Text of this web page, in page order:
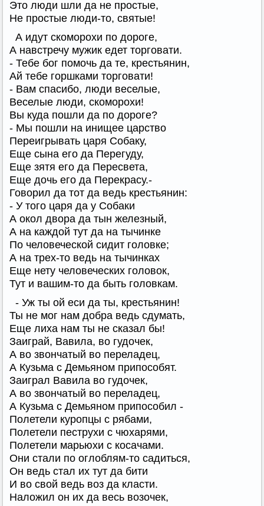
Это люди шли да не простые,
Не простые люди-то, святые!
А идут скоморохи по дороге,
А навстречу мужик едет торговати.
- Тебе бог помочь да те, крестьянин,
Ай тебе горшками торговати!
- Вам спасибо, люди веселые,
Веселые люди, скоморохи!
Вы куда пошли да по дороге?
- Мы пошли на инищее царство
Переигрывать царя Собаку,
Еще сына его да Перегуду,
Еще зятя его да Пересвета,
Еще дочь его да Перекрасу.-
Говорил да тот да ведь крестьянин:
- У того царя да у Собаки
А окол двора да тын железный,
А на каждой тут да на тычинке
По человеческой сидит головке;
А на трех-то ведь на тычинках
Еще нету человеческих головок,
Тут и вашим-то да быть головкам.
- Уж ты ой еси да ты, крестьянин!
Ты не мог нам добра ведь сдумать,
Еще лиха нам ты не сказал бы!
Заиграй, Вавила, во гудочек,
А во звончатый во переладец,
А Кузьма с Демьяном припособят.
Заиграл Вавила во гудочек,
А во звончатый во переладец,
А Кузьма с Демьяном припособил -
Полетели куропцы с рябами,
Полетели пеструхи с чюхарями,
Полетели марьюхи с косачами.
Они стали по оглоблям-то садиться,
Он ведь стал их тут да бити
И во свой ведь воз да класти.
Наложил он их да весь возочек,